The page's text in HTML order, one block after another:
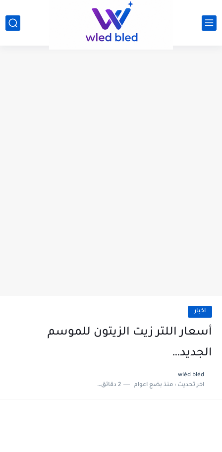
اخبار
أسعار اللتر زيت الزيتون للموسم
الجديد…
wléd bléd
اخر تحديث :منذ بضع اعوام 2 دقائق للقراءة